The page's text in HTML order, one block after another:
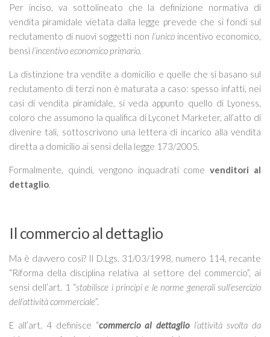
Per inciso, va sottolineato che la definizione normativa di
vendita piramidale vietata dalla legge prevede che si fondi sul
reclutamento di nuovi soggetti non l’unicoincentivo economico,
bensì l’incentivo economico primario.
La distinzione tra vendite a domicilio e quelle che si basano sul
reclutamento di terzi non è maturata a caso: spesso infatti, nei
casi di vendita piramidale, si veda appunto quello di Lyoness,
coloro che assumono la qualifica di Lyconet Marketer, all’atto di
divenire tali, sottoscrivono una lettera di incarico alla vendita
diretta a domicilio ai sensi della legge 173/2005.
Formalmente, quindi, vengono inquadrati comevenditori al
dettaglio.
Il commercio al dettaglio
Ma è davvero così? Il D.Lgs. 31/03/1998, numero 114, recante
“Riforma della disciplina relativa al settore del commercio”, ai
sensi dell’art. 1 “stabilisce i principi e le norme generali sull’esercizio
dell’attività commerciale”.
E all’art. 4 definisce “commercio al dettaglio l’attività svolta da